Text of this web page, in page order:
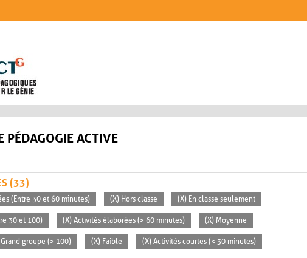
PÉDAGOGIE ACTIVE
(33)
(Entre 30 et 60 minutes) (X) Hors classe (X) En classe seulement
30 et 100) (X) Activités élaborées (> 60 minutes) (X) Moyenne
groupe (> 100) (X) Faible (X) Activités courtes (< 30 minutes)